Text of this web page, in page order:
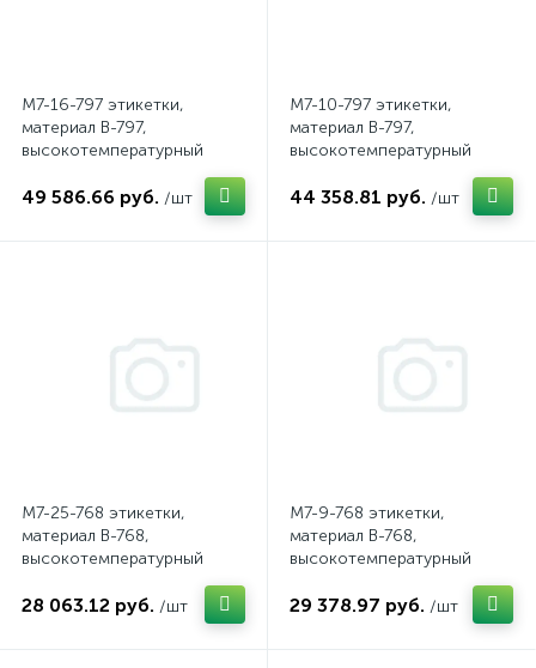
M7-16-797 этикетки,
материал B-797,
высокотемпературный
полиимид, белый, размер
25.40х9.53мм, 500 шт. в
49 586.66 руб. /шт
M7-10-797 этикетки,
материал B-797,
высокотемпературный
полиимид, белый, размер
19.05х6.35мм, 750 шт. в
44 358.81 руб. /шт
M7-25-768 этикетки,
материал B-768,
высокотемпературный
полиимид, белый, размер
31.75х6.35мм, 750 шт. в
28 063.12 руб. /шт
M7-9-768 этикетки,
материал B-768,
высокотемпературный
полиимид, белый, размер
16.51х5.08 мм, 750 шт. в
29 378.97 руб. /шт